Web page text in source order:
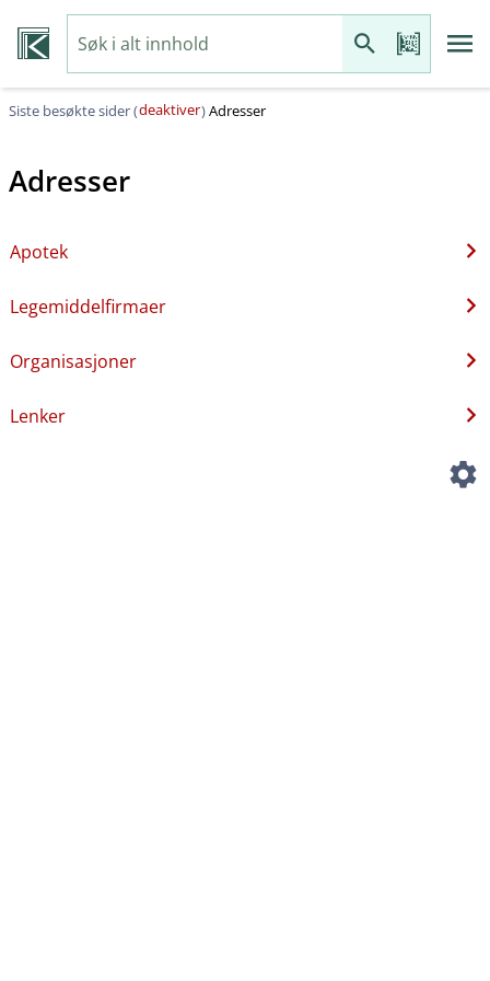
Siste besøkte sider (deaktiver)Adresser
Adresser
Apotek
Legemiddelfirmaer
Organisasjoner
Lenker